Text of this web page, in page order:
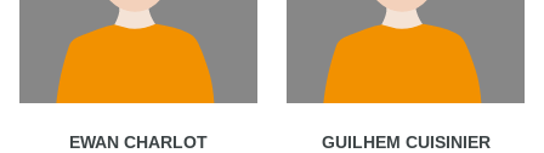
EWAN CHARLOT GUILHEM CUISINIER